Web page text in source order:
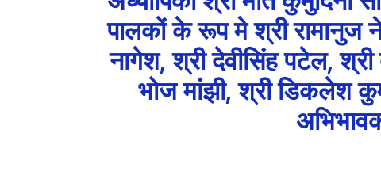
पालकों के रूप मे श्री रामानुज
नागेश, श्री देवीसिंह पटेल,
भोज मांझी, श्री डिकलेश